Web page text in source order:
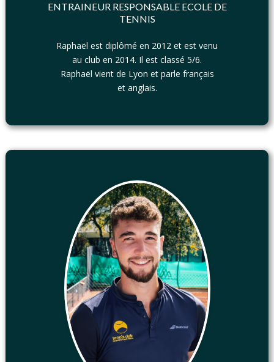
ENTRAINEUR RESPONSABLE ECOLE DE
TENNIS
Raphaël est diplômé en 2012 et est venu
au club en 2014. Il est classé 5/6.
Raphaël vient de Lyon et parle français
et anglais.